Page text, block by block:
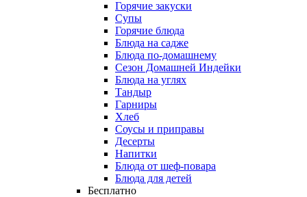
Горячие закуски
Супы
Горячие блюда
Блюда на садже
Блюда по-домашнему
Сезон Домашней Индейки
Блюда на углях
Тандыр
Гарниры
Хлеб
Соусы и приправы
Десерты
Напитки
Блюда от шеф-повара
Блюда для детей
Бесплатно